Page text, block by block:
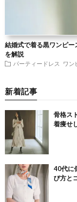
結婚式で着る黒ワンピ
を解説
パーティードレス ワン
新着記事
骨格ス
着痩せ
40代に
び方と